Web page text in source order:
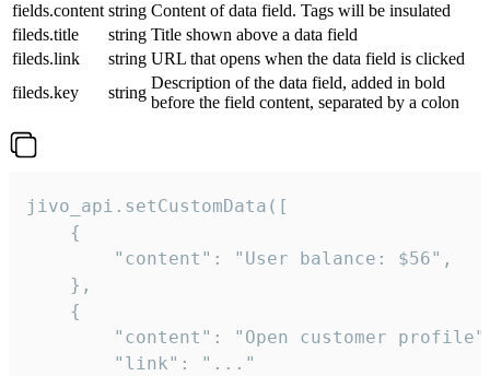
fields.content string Content of data field. Tags will be insulated
fileds.title
string Title shown above a data field
fileds.link
string URL that opens when the data field is clicked
fileds.key
string
Description of the data field, added in bold
before the field content, separated by a colon
jivo_api.setCustomData([
    {
        "content": "User balance: $56",
    },
    {
"content": "Open customer
        "link": "..."